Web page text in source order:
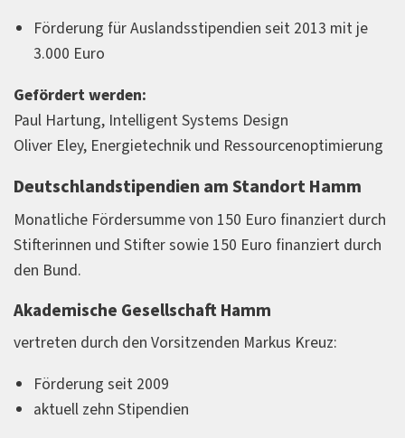
Förderung für Auslandsstipendien seit 2013 mit je
3.000 Euro
Gefördert werden:
Paul Hartung, Intelligent Systems Design
Oliver Eley, Energietechnik und Ressourcenoptimierung
Deutschlandstipendien am Standort Hamm
Monatliche Fördersumme von 150 Euro finanziert durch
Stifterinnen und Stifter sowie 150 Euro finanziert durch
den Bund.
Akademische Gesellschaft Hamm
vertreten durch den Vorsitzenden Markus Kreuz:
Förderung seit 2009
aktuell zehn Stipendien